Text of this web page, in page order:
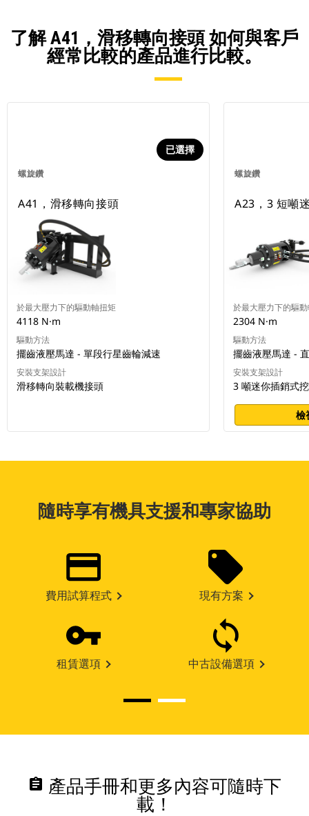
了解 A41，滑移轉向接頭 如何與客戶
經常比較的產品進行比較。
螺旋鑽
已選擇
A41，滑移轉向接頭
於最大壓力下的驅動軸扭矩
4118 N·m
驅動方法
擺齒液壓馬達 - 單段行星齒輪減速
安裝支架設計
滑移轉向裝載機接頭
螺旋鑽
A23，3 短噸
於最大壓力下的驅
2304 N·m
驅動方法
擺齒液壓馬達 -
安裝支架設計
3 噸迷你插銷式
檢
隨時享有機具支援和專家協助
費用試算程式 現有方案
租賃選項 中古設備選項
assignment 產品手冊和更多內容可隨時下
載！